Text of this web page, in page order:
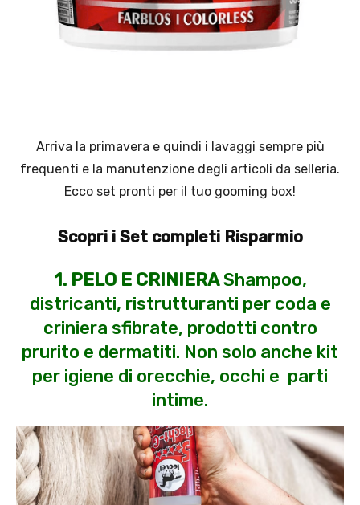
Arriva la primavera e quindi i lavaggi sempre più
frequenti e la manutenzione degli articoli da selleria.
Ecco set pronti per il tuo gooming box!
Scopri i Set completi Risparmio
1. PELO E CRINIERAShampoo,
districanti, ristrutturanti per coda e
criniera sfibrate, prodotti contro
prurito e dermatiti. Non solo anche kit
per igiene di orecchie, occhi e parti
intime.